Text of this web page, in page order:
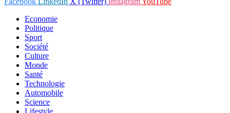
Economie
Politique
Sport
Société
Culture
Monde
Santé
Technologie
Automobile
Science
Lifestyle